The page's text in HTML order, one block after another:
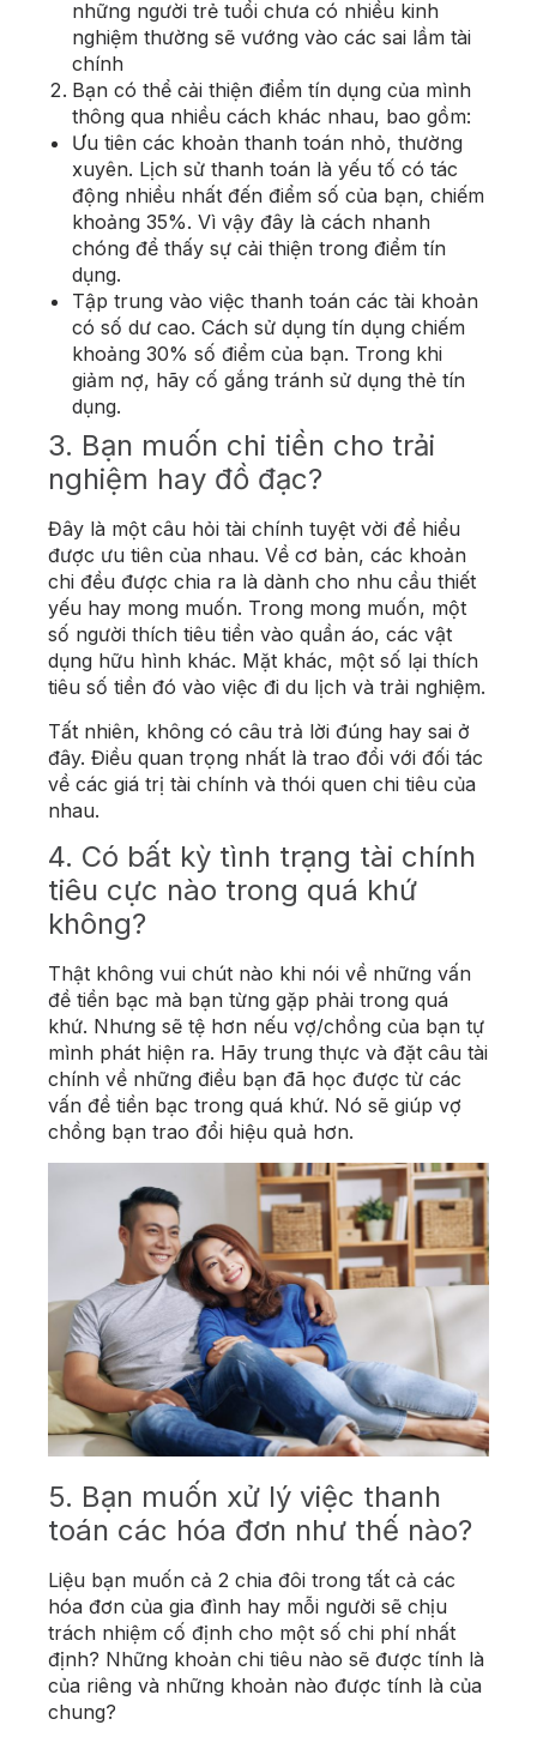
những người trẻ tuổi chưa có nhiều kinh
nghiệm thường sẽ vướng vào các sai lầm tài
chính
Bạn có thể cải thiện điểm tín dụng của mình
thông qua nhiều cách khác nhau, bao gồm:
Ưu tiên các khoản thanh toán nhỏ, thường
xuyên. Lịch sử thanh toán là yếu tố có tác
động nhiều nhất đến điểm số của bạn, chiếm
khoảng 35%. Vì vậy đây là cách nhanh
chóng để thấy sự cải thiện trong điểm tín
dụng.
Tập trung vào việc thanh toán các tài khoản
có số dư cao. Cách sử dụng tín dụng chiếm
khoảng 30% số điểm của bạn. Trong khi
giảm nợ, hãy cố gắng tránh sử dụng thẻ tín
dụng.
3. Bạn muốn chi tiền cho trải
nghiệm hay đồ đạc?
Đây là một câu hỏi tài chính tuyệt vời để hiểu
được ưu tiên của nhau. Về cơ bản, các khoản
chi đều được chia ra là dành cho nhu cầu thiết
yếu hay mong muốn. Trong mong muốn, một
số người thích tiêu tiền vào quần áo, các vật
dụng hữu hình khác. Mặt khác, một số lại thích
tiêu số tiền đó vào việc đi du lịch và trải nghiệm.
Tất nhiên, không có câu trả lời đúng hay sai ở
đây. Điều quan trọng nhất là trao đổi với đối tác
về các giá trị tài chính và thói quen chi tiêu của
nhau.
4. Có bất kỳ tình trạng tài chính
tiêu cực nào trong quá khứ
không?
Thật không vui chút nào khi nói về những vấn
đề tiền bạc mà bạn từng gặp phải trong quá
khứ. Nhưng sẽ tệ hơn nếu vợ/chồng của bạn tự
mình phát hiện ra. Hãy trung thực và đặt câu tài
chính về những điều bạn đã học được từ các
vấn đề tiền bạc trong quá khứ. Nó sẽ giúp vợ
chồng bạn trao đổi hiệu quả hơn.
5. Bạn muốn xử lý việc thanh
toán các hóa đơn như thế nào?
Liệu bạn muốn cả 2 chia đôi trong tất cả các
hóa đơn của gia đình hay mỗi người sẽ chịu
trách nhiệm cố định cho một số chi phí nhất
định? Những khoản chi tiêu nào sẽ được tính là
của riêng và những khoản nào được tính là của
chung?